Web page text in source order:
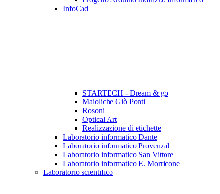
InfoCad
STARTECH - Dream & go
Maioliche Giò Ponti
Rosoni
Optical Art
Realizzazione di etichette
Laboratorio informatico Dante
Laboratorio informatico Provenzal
Laboratorio informatico San Vittore
Laboratorio informatico E. Morricone
Laboratorio scientifico